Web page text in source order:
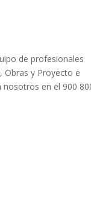
de profesionales
Obras y Proyecto e
nosotros en el 900